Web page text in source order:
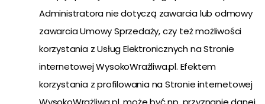
Administratora nie dotyczą zawarcia lub odmowy
zawarcia Umowy Sprzedaży, czy też możliwości
korzystania z Usług Elektronicznych na Stronie
internetowej WysokoWrażliwa.pl. Efektem
korzystania z profilowania na Stronie internetowej